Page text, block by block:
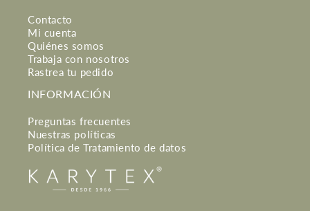
Contacto
Mi cuenta
Quiénes somos
Trabaja con nosotros
Rastrea tu pedido
INFORMACIÓN
Preguntas frecuentes
Nuestras políticas
Política de Tratamiento de datos